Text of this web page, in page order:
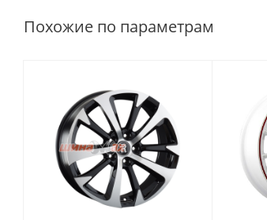
Похожие по параметрам